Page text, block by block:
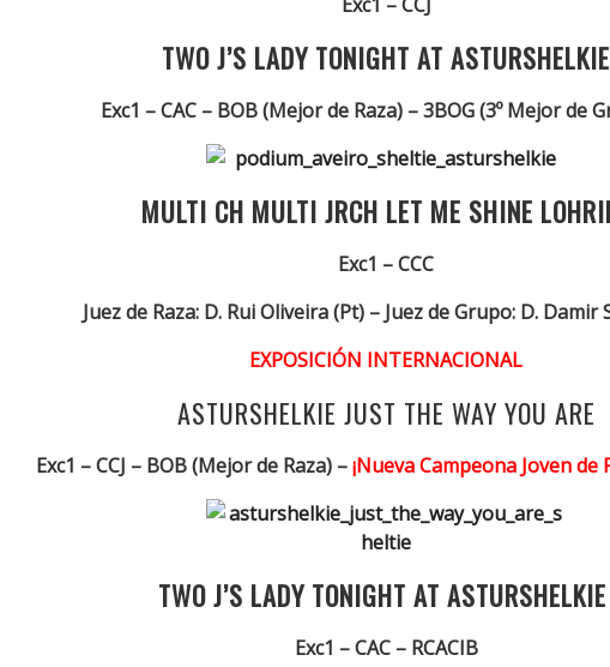
TWO J’S LADY TONIGHT AT ASTURSHELKIE
Exc1 – CAC – BOB (Mejor de Raza) – 3BOG (3º Mejor de
MULTI CH MULTI JRCH LET ME SHINE
Exc1 – CCC
Juez de Raza: D. Rui Oliveira (Pt) – Juez de Grupo: D. Damir
EXPOSICIÓN INTERNACIONAL
ASTURSHELKIE JUST THE WAY YOU ARE
Exc1 – CCJ – BOB (Mejor de Raza) –¡Nueva Campeona Joven de
TWO J’S LADY TONIGHT AT ASTURSHELKIE
Exc1 – CAC – RCACIB